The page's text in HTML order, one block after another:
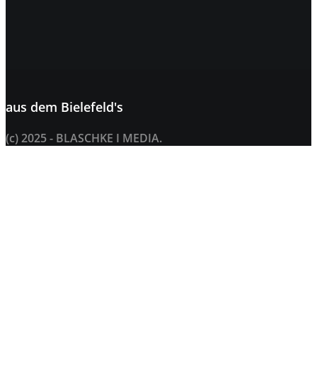
aus dem Bielefeld's
(c) 2025 - BLASCHKE I MEDIA.